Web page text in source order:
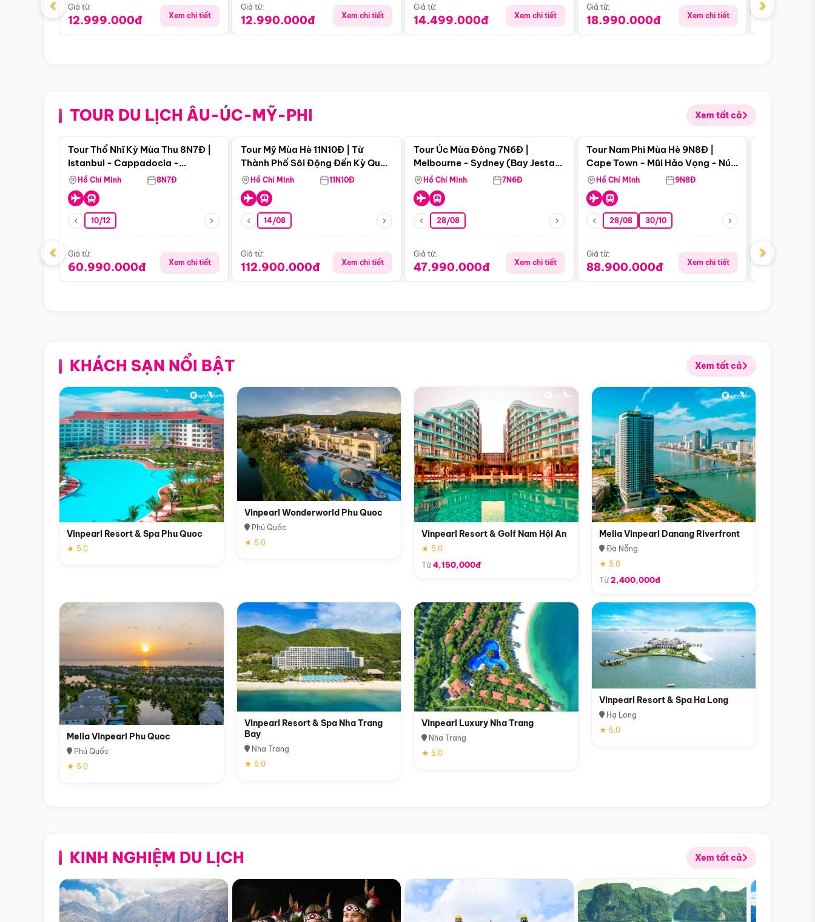
Giá từ:
12.999.000đ Xem chi tiết
Giá từ:
12.990.000đ Xem chi tiết
Giá từ:
14.499.000đ Xem chi tiết
Giá từ:
18.990.000đ Xem chi tiết
Giá từ:
‹ ›
TOUR DU LỊCH ÂU-ÚC-MỸ-PHI Xem tất cả
Điểm nổi bật
Tour Thổ Nhĩ Kỳ Mùa Thu 8N7Đ |
Istanbul - Cappadocia -
Pamukkale
Hồ Chí Minh 8N7Đ
10/12
Giá từ:
60.990.000đ Xem chi tiết
Tour Mỹ Mùa Hè 11N10Đ | Từ
Thành Phố Sôi Động Đến Kỳ Quan
Thiên Nhiên Mỹ
Hồ Chí Minh 11N10Đ
14/08
Giá từ:
112.900.000đ Xem chi tiết
Tour Úc Mùa Đông 7N6Đ |
Melbourne - Sydney (Bay Jestar
Airways)
Hồ Chí Minh 7N6Đ
28/08
Giá từ:
47.990.000đ Xem chi tiết
Điểm nổi bật
Tour Nam Phi Mùa Hè 9N8Đ |
Cape Town - Mũi Hảo Vọng - Núi
Bàn - Johannesburg - Pretoria -
Safari - Lodge
Hồ Chí Minh 9N8Đ
28/08 30/10
Giá từ:
88.900.000đ Xem chi tiết
Giá từ:
‹ ›
KHÁCH SẠN NỔI BẬT Xem tất cả
Vinpearl Resort & Spa Phu Quoc
★ 5.0
Vinpearl Wonderworld Phu Quoc
Phú Quốc
★ 5.0
Vinpearl Resort & Golf Nam Hội An
★ 5.0
Từ4,150,000đ
Melia Vinpearl Danang Riverfront
Đà Nẵng
★ 5.0
Từ2,400,000đ
Melia Vinpearl Phu Quoc
Phú Quốc
★ 5.0
Vinpearl Resort & Spa Nha Trang
Bay
Nha Trang
★ 5.0
Vinpearl Luxury Nha Trang
Nha Trang
★ 5.0
Vinpearl Resort & Spa Ha Long
Hạ Long
★ 5.0
KINH NGHIỆM DU LỊCH Xem tất cả